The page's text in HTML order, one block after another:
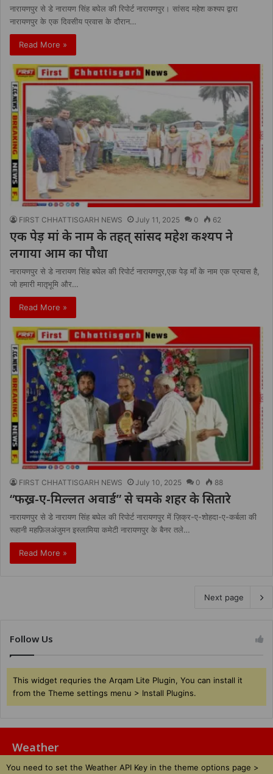
नारायणपुर से डे नारायण सिंह बघेल की रिपोर्ट नारायणपुर। सांसद महेश कश्यप द्वारा
नारायणपुर के एक दिवसीय प्रवास के दौरान…
Read More »
FIRST CHHATTISGARH NEWS July 11, 2025 0 62
एक पेड़ मां के नाम के तहत् सांसद महेश कश्यप ने
लगाया आम का पौधा
नारायणपुर से डे नारायण सिंह बघेल की रिपोर्ट नारायणपुर,एक पेड़ माँ के नाम एक प्रयास है,
जो हमारी मातृभूमि और…
Read More »
FIRST CHHATTISGARH NEWS July 10, 2025 0 88
“फख्र-ए-मिल्लत अवार्ड” से चमके शहर के सितारे
नारायणपुर से डे नारायण सिंह बघेल की रिपोर्ट नारायणपुर में ज़िक्र-ए-शोहदा-ए-कर्बला की
रूहानी महफ़िलअंजुमन इस्लामिया कमेटी नारायणपुर के बैनर तले…
Read More »
Next page
Follow Us
This widget requries the Arqam Lite Plugin, You can install it
from the Theme settings menu > Install Plugins.
Weather
You need to set the Weather API Key in the theme options page >